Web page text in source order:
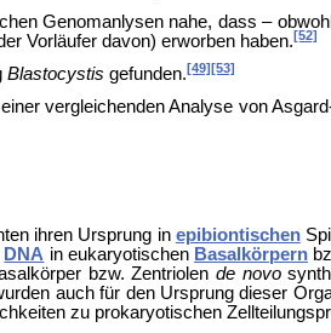
Genomanlysen nahe, dass –
Vorläufer davon) erworben haben.[52]
Blastocystis gefunden.[49][53]
vergleichenden Analyse von
ihren Ursprung in epibiontischen
DNA in eukaryotischen Basalkörpern
bzw. Zentriolende novo
auch für den Ursprung dieser
zu prokaryotischen